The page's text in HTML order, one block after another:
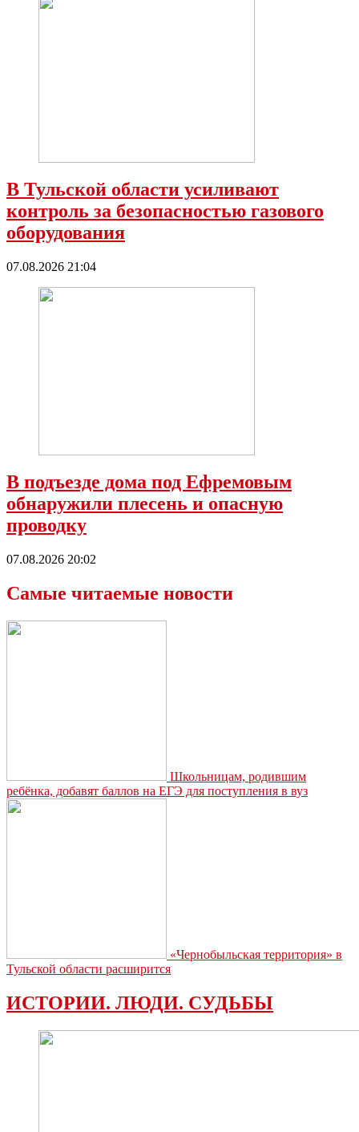
В Тульской области усиливают
контроль за безопасностью газового
оборудования
07.08.2026 21:04
В подъезде дома под Ефремовым
обнаружили плесень и опасную
проводку
07.08.2026 20:02
Самые читаемые новости
Школьницам, родившим
ребёнка, добавят баллов на ЕГЭ для поступления в вуз
«Чернобыльская территория» в
Тульской области расширится
ИСТОРИИ. ЛЮДИ. СУДЬБЫ